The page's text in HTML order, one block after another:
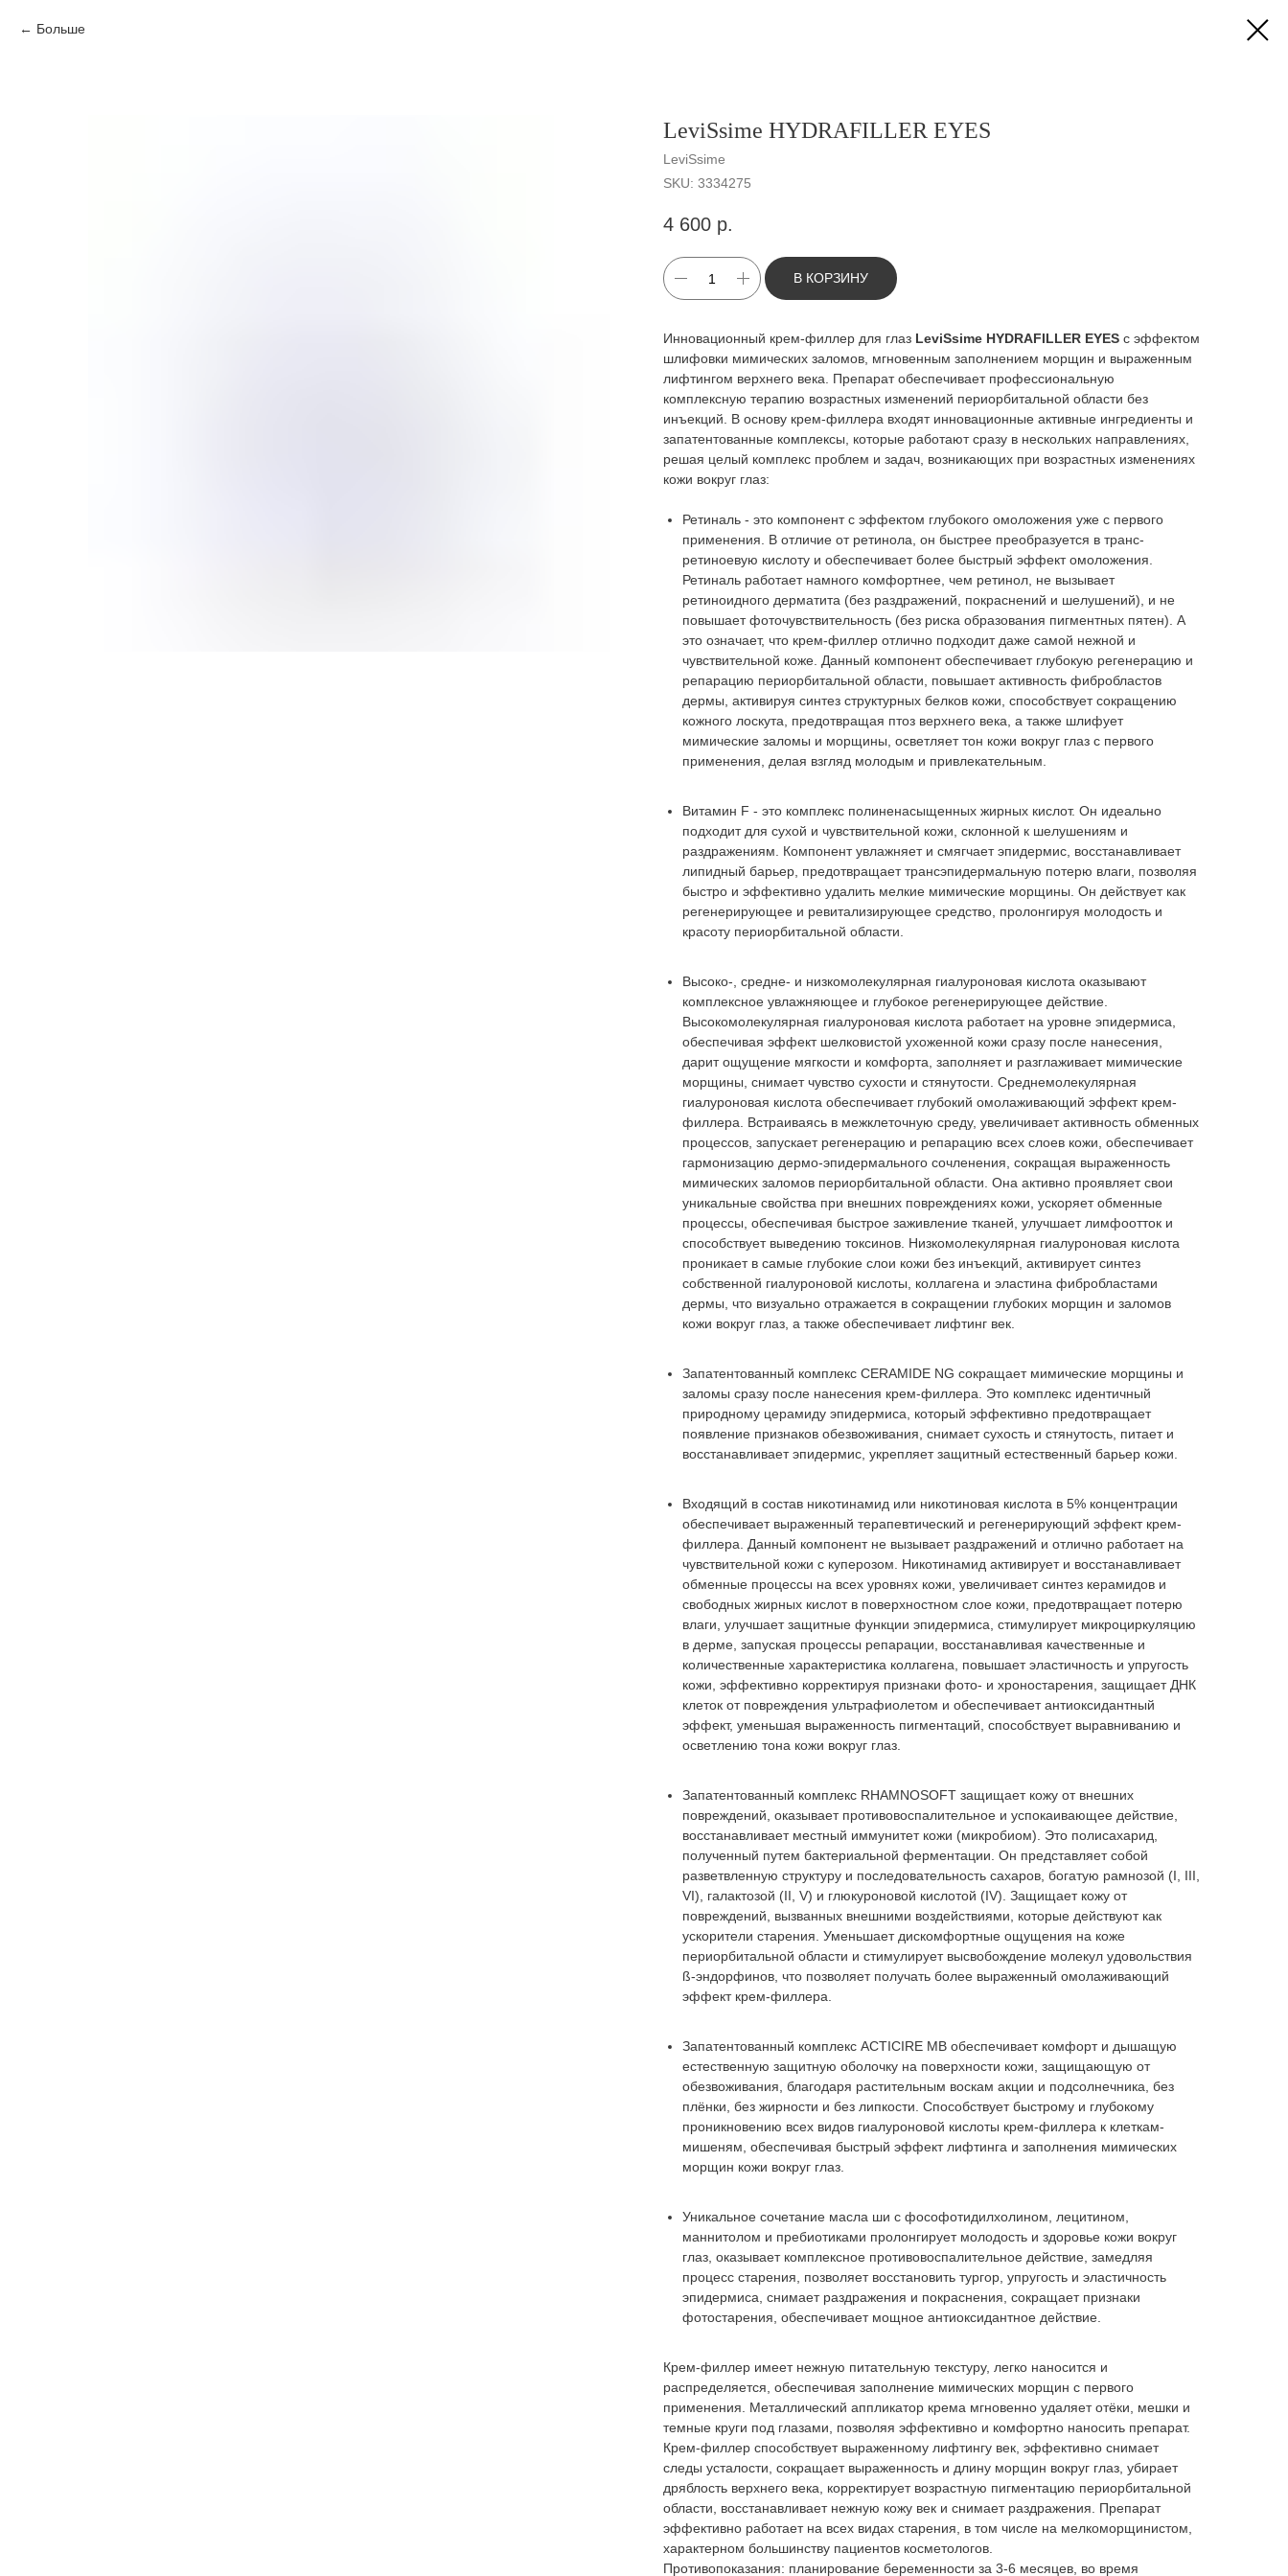
Больше
LeviSsime HYDRAFILLER EYES
LeviSsime
SKU: 3334275
4 600 р.
В КОРЗИНУ
Инновационный крем-филлер для глаз LeviSsime HYDRAFILLER EYES с эффектом
шлифовки мимических заломов, мгновенным заполнением морщин и выраженным
лифтингом верхнего века. Препарат обеспечивает профессиональную
комплексную терапию возрастных изменений периорбитальной области без
инъекций. В основу крем-филлера входят инновационные активные ингредиенты и
запатентованные комплексы, которые работают сразу в нескольких направлениях,
решая целый комплекс проблем и задач, возникающих при возрастных изменениях
кожи вокруг глаз:
Ретиналь - это компонент с эффектом глубокого омоложения уже с первого
применения. В отличие от ретинола, он быстрее преобразуется в транс-
ретиноевую кислоту и обеспечивает более быстрый эффект омоложения.
Ретиналь работает намного комфортнее, чем ретинол, не вызывает
ретиноидного дерматита (без раздражений, покраснений и шелушений), и не
повышает фоточувствительность (без риска образования пигментных пятен). А
это означает, что крем-филлер отлично подходит даже самой нежной и
чувствительной коже. Данный компонент обеспечивает глубокую регенерацию и
репарацию периорбитальной области, повышает активность фибробластов
дермы, активируя синтез структурных белков кожи, способствует сокращению
кожного лоскута, предотвращая птоз верхнего века, а также шлифует
мимические заломы и морщины, осветляет тон кожи вокруг глаз с первого
применения, делая взгляд молодым и привлекательным.
Витамин F - это комплекс полиненасыщенных жирных кислот. Он идеально
подходит для сухой и чувствительной кожи, склонной к шелушениям и
раздражениям. Компонент увлажняет и смягчает эпидермис, восстанавливает
липидный барьер, предотвращает трансэпидермальную потерю влаги, позволяя
быстро и эффективно удалить мелкие мимические морщины. Он действует как
регенерирующее и ревитализирующее средство, пролонгируя молодость и
красоту периорбитальной области.
Высоко-, средне- и низкомолекулярная гиалуроновая кислота оказывают
комплексное увлажняющее и глубокое регенерирующее действие.
Высокомолекулярная гиалуроновая кислота работает на уровне эпидермиса,
обеспечивая эффект шелковистой ухоженной кожи сразу после нанесения,
дарит ощущение мягкости и комфорта, заполняет и разглаживает мимические
морщины, снимает чувство сухости и стянутости. Среднемолекулярная
гиалуроновая кислота обеспечивает глубокий омолаживающий эффект крем-
филлера. Встраиваясь в межклеточную среду, увеличивает активность обменных
процессов, запускает регенерацию и репарацию всех слоев кожи, обеспечивает
гармонизацию дермо-эпидермального сочленения, сокращая выраженность
мимических заломов периорбитальной области. Она активно проявляет свои
уникальные свойства при внешних повреждениях кожи, ускоряет обменные
процессы, обеспечивая быстрое заживление тканей, улучшает лимфоотток и
способствует выведению токсинов. Низкомолекулярная гиалуроновая кислота
проникает в самые глубокие слои кожи без инъекций, активирует синтез
собственной гиалуроновой кислоты, коллагена и эластина фибробластами
дермы, что визуально отражается в сокращении глубоких морщин и заломов
кожи вокруг глаз, а также обеспечивает лифтинг век.
Запатентованный комплекс CERAMIDE NG сокращает мимические морщины и
заломы сразу после нанесения крем-филлера. Это комплекс идентичный
природному церамиду эпидермиса, который эффективно предотвращает
появление признаков обезвоживания, снимает сухость и стянутость, питает и
восстанавливает эпидермис, укрепляет защитный естественный барьер кожи.
Входящий в состав никотинамид или никотиновая кислота в 5% концентрации
обеспечивает выраженный терапевтический и регенерирующий эффект крем-
филлера. Данный компонент не вызывает раздражений и отлично работает на
чувствительной кожи с куперозом. Никотинамид активирует и восстанавливает
обменные процессы на всех уровнях кожи, увеличивает синтез керамидов и
свободных жирных кислот в поверхностном слое кожи, предотвращает потерю
влаги, улучшает защитные функции эпидермиса, стимулирует микроциркуляцию
в дерме, запуская процессы репарации, восстанавливая качественные и
количественные характеристика коллагена, повышает эластичность и упругость
кожи, эффективно корректируя признаки фото- и хроностарения, защищает ДНК
клеток от повреждения ультрафиолетом и обеспечивает антиоксидантный
эффект, уменьшая выраженность пигментаций, способствует выравниванию и
осветлению тона кожи вокруг глаз.
Запатентованный комплекс RHAMNOSOFT защищает кожу от внешних
повреждений, оказывает противовоспалительное и успокаивающее действие,
восстанавливает местный иммунитет кожи (микробиом). Это полисахарид,
полученный путем бактериальной ферментации. Он представляет собой
разветвленную структуру и последовательность сахаров, богатую рамнозой (I, III,
VI), галактозой (II, V) и глюкуроновой кислотой (IV). Защищает кожу от
повреждений, вызванных внешними воздействиями, которые действуют как
ускорители старения. Уменьшает дискомфортные ощущения на коже
периорбитальной области и стимулирует высвобождение молекул удовольствия
ß-эндорфинов, что позволяет получать более выраженный омолаживающий
эффект крем-филлера.
Запатентованный комплекс ACTICIRE MB обеспечивает комфорт и дышащую
естественную защитную оболочку на поверхности кожи, защищающую от
обезвоживания, благодаря растительным воскам акции и подсолнечника, без
плёнки, без жирности и без липкости. Способствует быстрому и глубокому
проникновению всех видов гиалуроновой кислоты крем-филлера к клеткам-
мишеням, обеспечивая быстрый эффект лифтинга и заполнения мимических
морщин кожи вокруг глаз.
Уникальное сочетание масла ши с фософотидилхолином, лецитином,
маннитолом и пребиотиками пролонгирует молодость и здоровье кожи вокруг
глаз, оказывает комплексное противовоспалительное действие, замедляя
процесс старения, позволяет восстановить тургор, упругость и эластичность
эпидермиса, снимает раздражения и покраснения, сокращает признаки
фотостарения, обеспечивает мощное антиоксидантное действие.
Крем-филлер имеет нежную питательную текстуру, легко наносится и
распределяется, обеспечивая заполнение мимических морщин с первого
применения. Металлический аппликатор крема мгновенно удаляет отёки, мешки и
темные круги под глазами, позволяя эффективно и комфортно наносить препарат.
Крем-филлер способствует выраженному лифтингу век, эффективно снимает
следы усталости, сокращает выраженность и длину морщин вокруг глаз, убирает
дряблость верхнего века, корректирует возрастную пигментацию периорбитальной
области, восстанавливает нежную кожу век и снимает раздражения. Препарат
эффективно работает на всех видах старения, в том числе на мелкоморщинистом,
характерном большинству пациентов косметологов.
Противопоказания: планирование беременности за 3-6 месяцев, во время